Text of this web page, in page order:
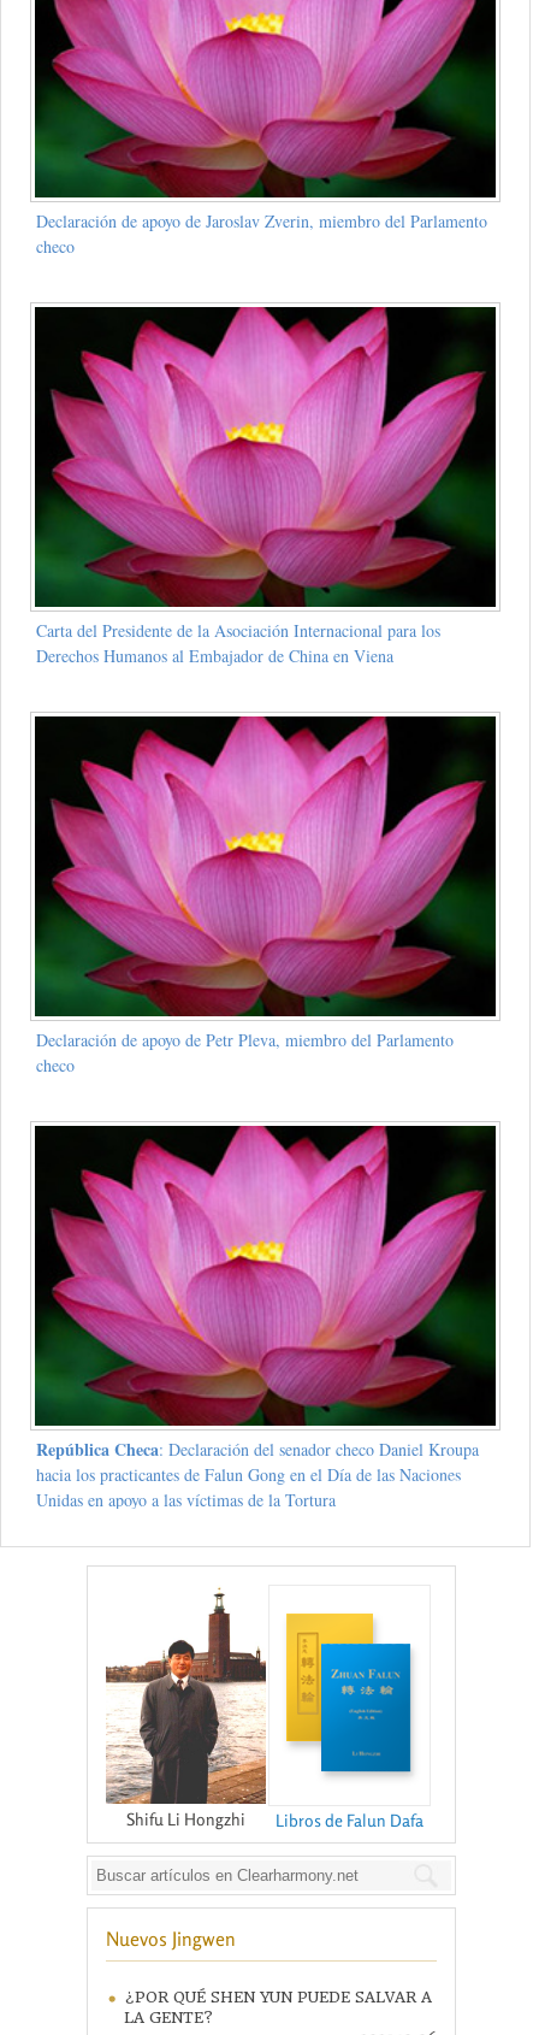
Declaración de apoyo de Jaroslav Zverin, miembro del Parlamento
checo
Carta del Presidente de la Asociación Internacional para los
Derechos Humanos al Embajador de China en Viena
Declaración de apoyo de Petr Pleva, miembro del Parlamento
checo
República Checa: Declaración del senador checo Daniel Kroupa
hacia los practicantes de Falun Gong en el Día de las Naciones
Unidas en apoyo a las víctimas de la Tortura
Shifu Li Hongzhi Libros de Falun Dafa
Nuevos Jingwen
¿POR QUÉ SHEN YUN PUEDE SALVAR A
LA GENTE?